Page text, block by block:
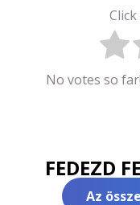
No votes so
FEDEZD
Az